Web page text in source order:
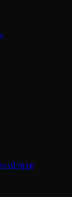
ะเป๋าหูรูด